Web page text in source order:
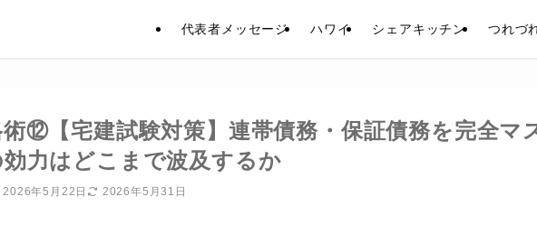
代表者メッセージ ハワイ シェアキッチン つれづ
⑫【宅建試験対策】連帯債務・保証債務を完全マ
力はどこまで波及するか
2026年5月22日 2026年5月31日